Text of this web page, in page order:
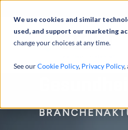
We use cookies and similar
used, and support our marketing
change your choices at any time.
See ourCookie Policy, Privacy Policy,